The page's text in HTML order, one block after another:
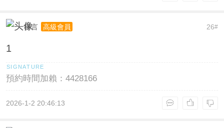
26#
梓言 高級會員
1
預約時間加賴：4428166
2026-1-2 20:46:13